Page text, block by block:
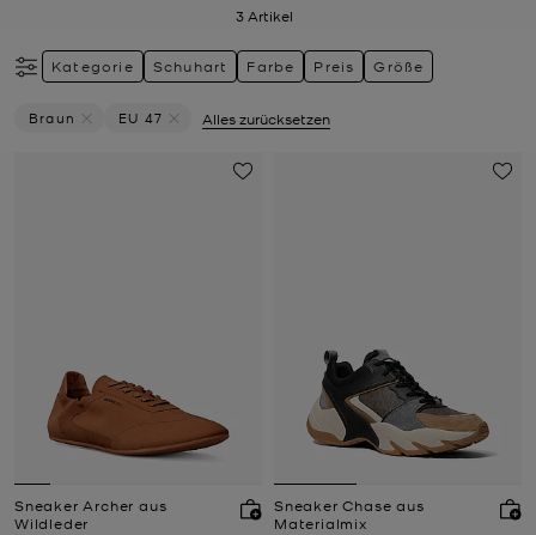
3Artikel
Kategorie Schuhart Farbe Preis Größe
Braun
EU 47
Alles zurücksetzen
Sneaker Archer aus
Wildleder
Sneaker Chase aus
Materialmix